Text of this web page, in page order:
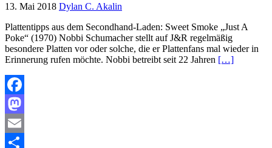
13. Mai 2018 Dylan C. Akalin
Plattentipps aus dem Secondhand-Laden: Sweet Smoke „Just A
Poke“ (1970) Nobbi Schumacher stellt auf J&R regelmäßig
besondere Platten vor oder solche, die er Plattenfans mal wieder in
Erinnerung rufen möchte. Nobbi betreibt seit 22 Jahren […]
Facebook
Mastodon
Email